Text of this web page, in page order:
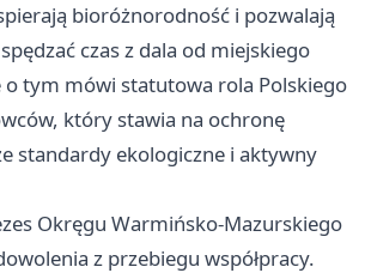
bioróżnorodność i pozwalają
czas z dala od miejskiego
o tym mówi statutowa rola Polskiego
który stawia na ochronę
standardy ekologiczne i aktywny
Okręgu Warmińsko-Mazurskiego
z przebiegu współpracy.